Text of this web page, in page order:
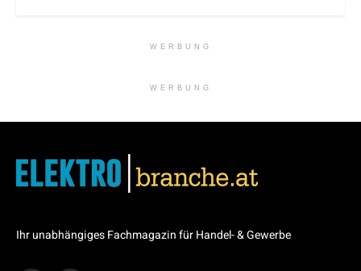
WERBUNG
WERBUNG
Ihr unabhängiges Fachmagazin für Handel- & Gewerbe